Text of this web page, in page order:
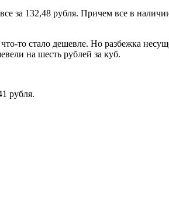
за 132,48 рубля. Причем все в
то стало дешевле. Но разбежка
на шесть рублей за куб.
рубля.